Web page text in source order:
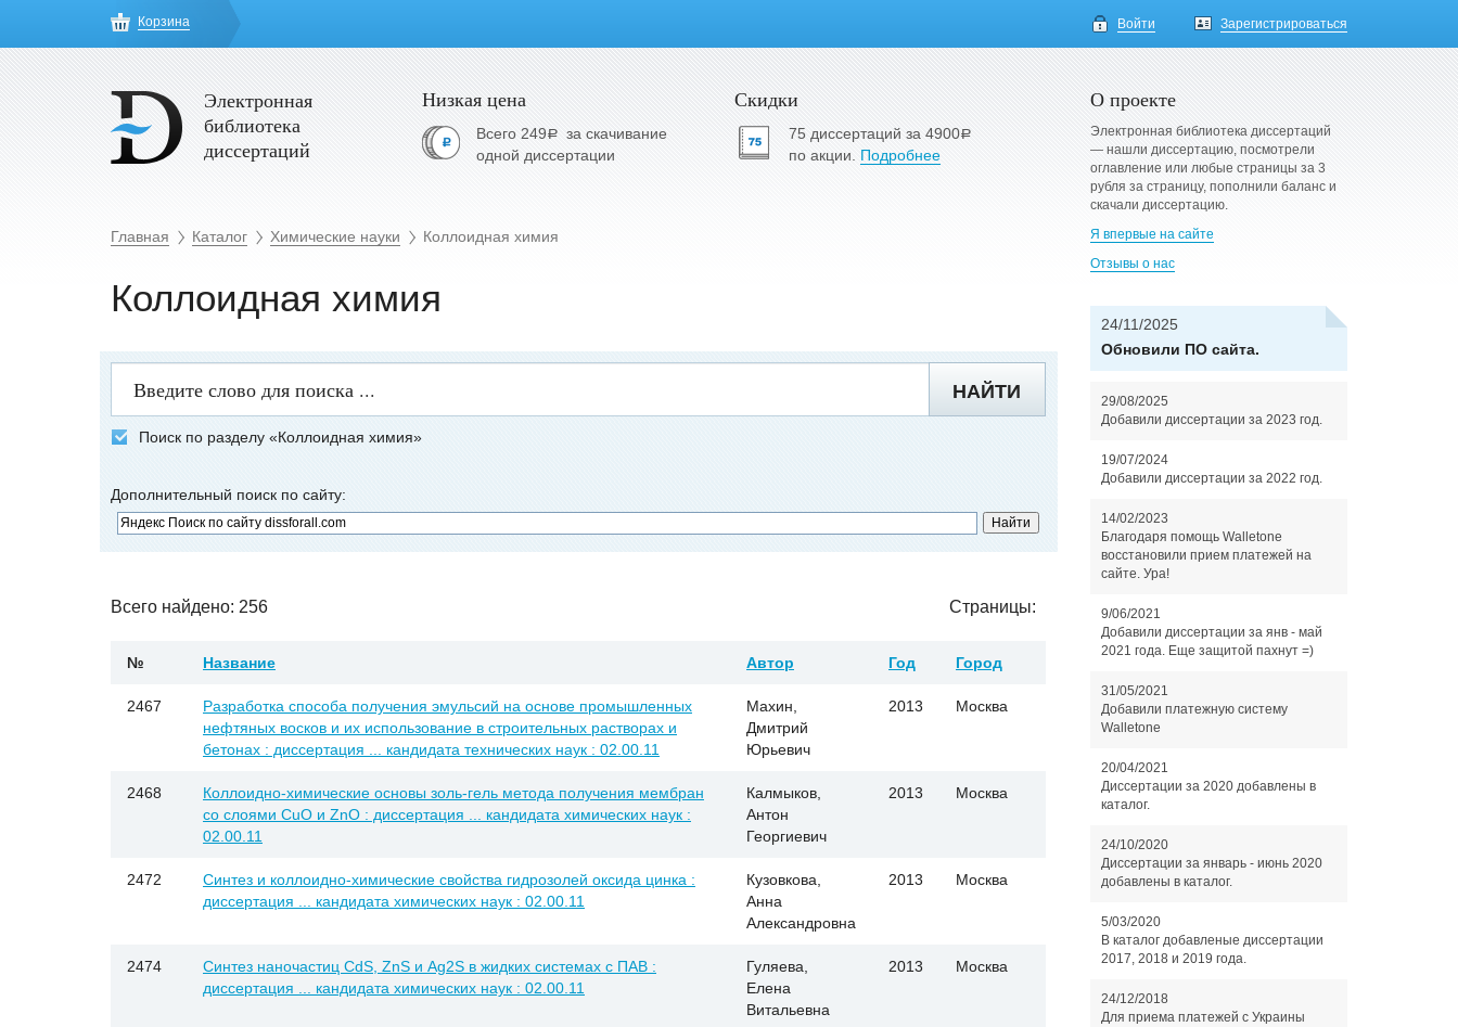
Корзина Войти Зарегистрироваться
Электронная
библиотека
диссертаций
Низкая цена
Всего 249aза скачивание
одной диссертации
Скидки
75 диссертаций за 4900a
по акции. Подробнее
Главная Каталог Химические науки Коллоидная химия
Коллоидная химия
НАЙТИ
Поиск по разделу «Коллоидная химия»
Дополнительный поиск по сайту:
Всего найдено: 256 Страницы:
№ Название Автор Год Город
2467
Разработка способа получения эмульсий на основе промышленных
нефтяных восков и их использование в строительных растворах и
бетонах : диссертация ... кандидата технических наук : 02.00.11
Махин,
Дмитрий
Юрьевич
2013 Москва
2468
Коллоидно-химические основы золь-гель метода получения мембран
со слоями CuO и ZnO : диссертация ... кандидата химических наук :
02.00.11
Калмыков,
Антон
Георгиевич
2013 Москва
2472
Синтез и коллоидно-химические свойства гидрозолей оксида цинка :
диссертация ... кандидата химических наук : 02.00.11
Кузовкова,
Анна
Александровна
2013 Москва
2474
Синтез наночастиц CdS, ZnS и Ag2S в жидких системах с ПАВ :
диссертация ... кандидата химических наук : 02.00.11
Гуляева,
Елена
Витальевна
2013 Москва
О проекте
Электронная библиотека диссертаций
— нашли диссертацию, посмотрели
оглавление или любые страницы за 3
рубля за страницу, пополнили баланс и
скачали диссертацию.
Я впервые на сайте
Отзывы о нас
24/11/2025
Обновили ПО сайта.
29/08/2025
Добавили диссертации за 2023 год.
19/07/2024
Добавили диссертации за 2022 год.
14/02/2023
Благодаря помощь Walletone
восстановили прием платежей на
сайте. Ура!
9/06/2021
Добавили диссертации за янв - май
2021 года. Еще защитой пахнут =)
31/05/2021
Добавили платежную систему
Walletone
20/04/2021
Диссертации за 2020 добавлены в
каталог.
24/10/2020
Диссертации за январь - июнь 2020
добавлены в каталог.
5/03/2020
В каталог добавленые диссертации
2017, 2018 и 2019 года.
24/12/2018
Для приема платежей с Украины